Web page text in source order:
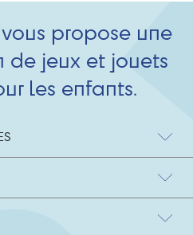
propose une
de jeux et jouets
les enfants.